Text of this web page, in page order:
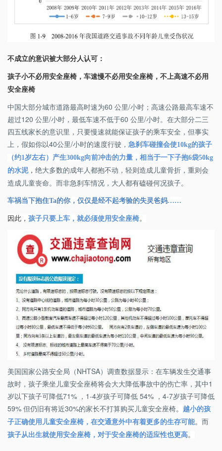
不成立的意识被大部分人认可：
孩子小不必用安全座椅，车速慢不必用安全座椅，不上高速不必用
安全座椅
中国大部分城市道路最高时速为60 公里/小时；高速公路最高车速不
超过120 公里/小时，最低车速不低于60 公里/小时。在大部分二三
四五线家长的意识里，只要慢速就能保证孩子的乘车安全，但事实
上，假如你以40公里/小时的速度行驶， 急刹车碰撞会使10kg的孩子
（约1 岁左右）产生300kg向前冲击的力量，相当于一下子抱6袋50kg
的水泥 ， 绝大多数的成年人都抱不动，轻则造成儿童骨折，重则会
造成儿童丧命。而非急刹车情况，大人都有磕碰何况孩子。
车祸当下抱住Ta的你，仅仅是经不起考验的失灵爸妈……
因此， 孩子只要上车，就必须使用安全座椅。
美国国家公路安全局（NHTSA）调查数据显示：在车辆发生交通事
故时，孩子乘坐儿童安全座椅将会大大降低事故中的伤亡率，其中1
岁以下孩子可降低71% ，1-4岁孩子可降低 54% ，4-7岁孩子可降低
59% 但仍旧有将近30%的家长不打算购买儿童安全座椅。 越小的孩
子正确使用儿童安全座椅，在交通意外中有着更多的生存可能。 而
孩子从出生就使用安全座椅，对于安全座椅的适应性也更高。